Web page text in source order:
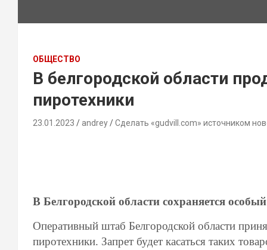
ОБЩЕСТВО
В белгородской области
пиротехники
23.01.2023 andrey Сделать «gudvill.com» источником
В Белгородской области сохраняется
Оперативный штаб Белгородской области
пиротехники. Запрет будет касаться таких